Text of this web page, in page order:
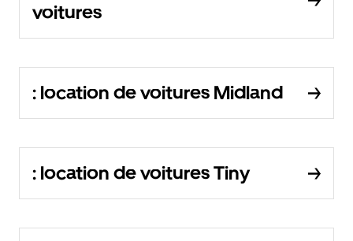
voitures
: location de voitures Midland
: location de voitures Tiny